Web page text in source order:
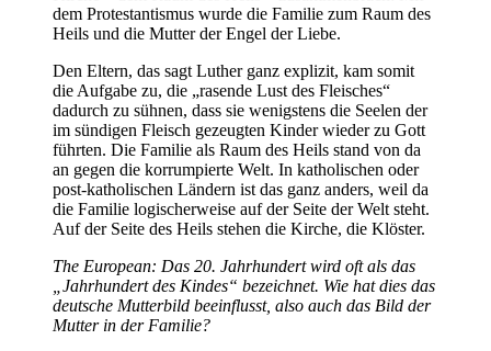
dem Protestantismus wurde die Familie zum Raum des
Heils und die Mutter der Engel der Liebe.
Den Eltern, das sagt Luther ganz explizit, kam somit
die Aufgabe zu, die „rasende Lust des Fleisches“
dadurch zu sühnen, dass sie wenigstens die Seelen der
im sündigen Fleisch gezeugten Kinder wieder zu Gott
führten. Die Familie als Raum des Heils stand von da
an gegen die korrumpierte Welt. In katholischen oder
post-katholischen Ländern ist das ganz anders, weil da
die Familie logischerweise auf der Seite der Welt steht.
Auf der Seite des Heils stehen die Kirche, die Klöster.
The European: Das 20. Jahrhundert wird oft als das
„Jahrhundert des Kindes“ bezeichnet. Wie hat dies das
deutsche Mutterbild beeinflusst, also auch das Bild der
Mutter in der Familie?